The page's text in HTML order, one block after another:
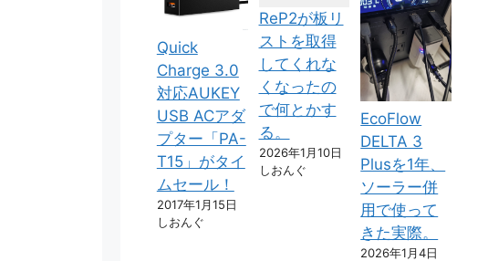
Quick
Charge 3.0
対応AUKEY
USB ACアダ
プター「PA-
T15」がタイ
ムセール！
2017年1月15日
しおんぐ
ReP2が板リ
ストを取得
してくれな
くなったの
で何とかす
る。
2026年1月10日
しおんぐ
EcoFlow
DELTA 3
Plusを1年、
ソーラー併
用で使って
きた実際。
2026年1月4日